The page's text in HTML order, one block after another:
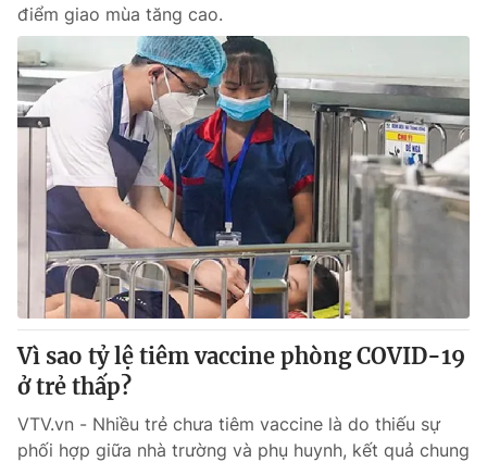
điểm giao mùa tăng cao.
Vì sao tỷ lệ tiêm vaccine phòng COVID-19
ở trẻ thấp?
VTV.vn - Nhiều trẻ chưa tiêm vaccine là do thiếu sự
phối hợp giữa nhà trường và phụ huynh, kết quả chung